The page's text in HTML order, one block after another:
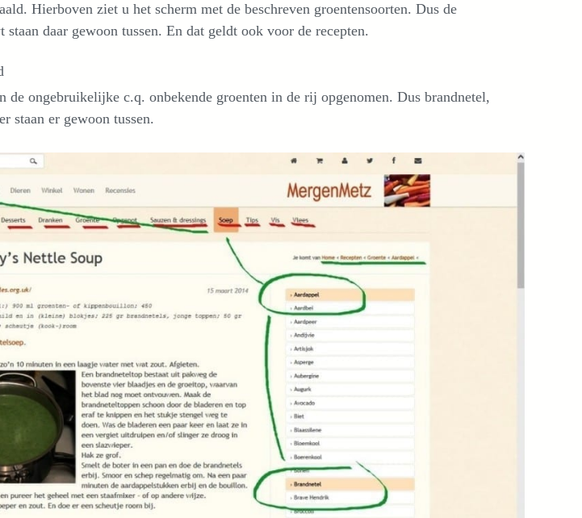
Hierboven ziet u het scherm met de beschreven groentensoorten. Dus de
daar gewoon tussen. En dat geldt ook voor de recepten.
de ongebruikelijke c.q. onbekende groenten in de rij opgenomen. Dus brandnetel,
staan er gewoon tussen.